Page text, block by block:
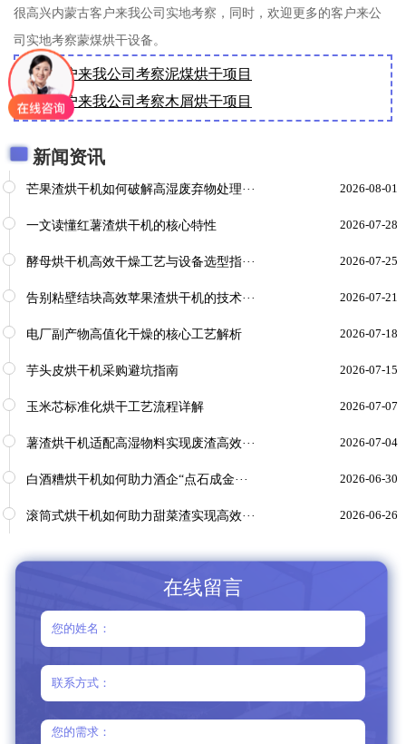
很高兴内蒙古客户来我公司实地考察，同时，欢迎更多的客户来公
司实地考察蒙煤烘干设备。
新乡客户来我公司考察泥煤烘干项目
武汉客户来我公司考察木屑烘干项目
新闻资讯
芒果渣烘干机如何破解高湿废弃物处理··· 2026-08-01
一文读懂红薯渣烘干机的核心特性 2026-07-28
酵母烘干机高效干燥工艺与设备选型指··· 2026-07-25
告别粘壁结块高效苹果渣烘干机的技术··· 2026-07-21
电厂副产物高值化干燥的核心工艺解析 2026-07-18
芋头皮烘干机采购避坑指南 2026-07-15
玉米芯标准化烘干工艺流程详解 2026-07-07
薯渣烘干机适配高湿物料实现废渣高效··· 2026-07-04
白酒糟烘干机如何助力酒企“点石成金··· 2026-06-30
滚筒式烘干机如何助力甜菜渣实现高效··· 2026-06-26
在线留言